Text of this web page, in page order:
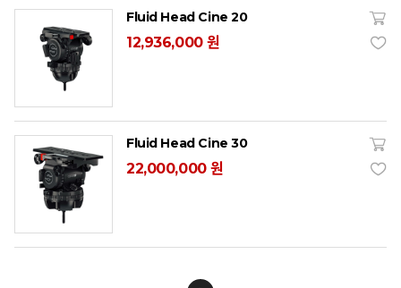
Fluid Head Cine 20
12,936,000 원
Fluid Head Cine 30
22,000,000 원